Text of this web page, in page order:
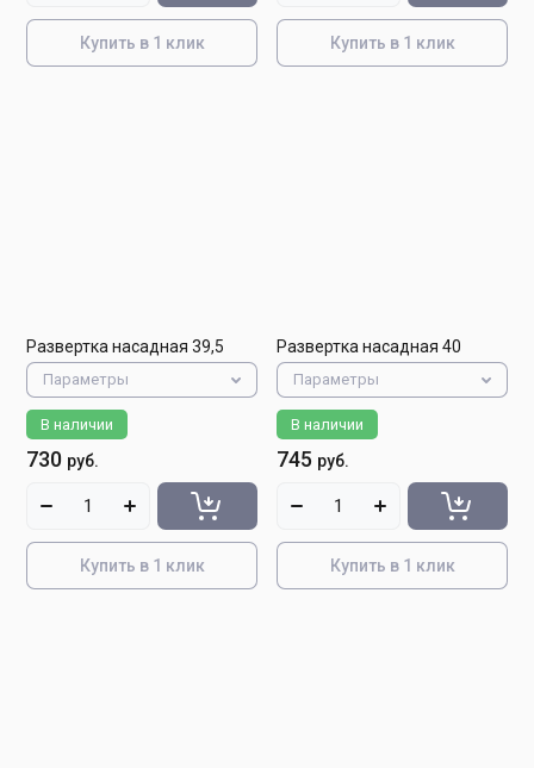
Купить в 1 клик Купить в 1 клик
Развертка насадная 39,5
Параметры
В наличии
730 руб.
Купить в 1 клик
Развертка насадная 40
Параметры
В наличии
745 руб.
Купить в 1 клик